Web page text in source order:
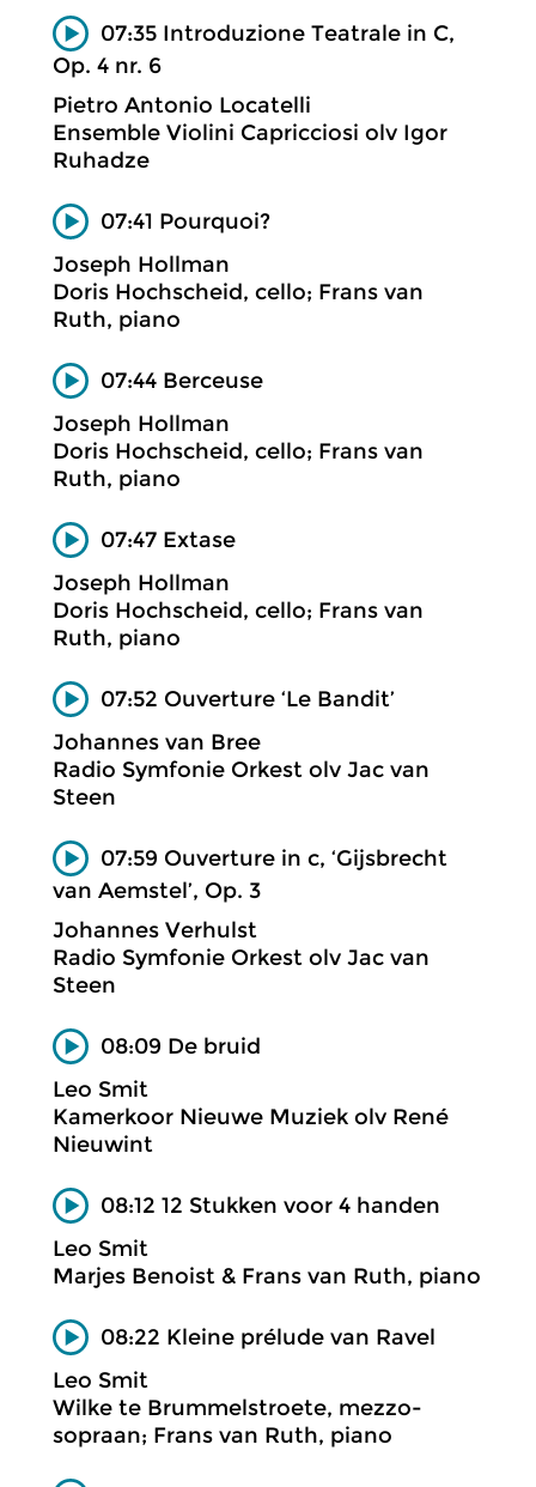
07:35 Introduzione Teatrale in C,
Op. 4 nr. 6
Pietro Antonio Locatelli
Ensemble Violini Capricciosi olv Igor
Ruhadze
07:41 Pourquoi?
Joseph Hollman
Doris Hochscheid, cello; Frans van
Ruth, piano
07:44 Berceuse
Joseph Hollman
Doris Hochscheid, cello; Frans van
Ruth, piano
07:47 Extase
Joseph Hollman
Doris Hochscheid, cello; Frans van
Ruth, piano
07:52 Ouverture ‘Le Bandit’
Johannes van Bree
Radio Symfonie Orkest olv Jac van
Steen
07:59 Ouverture in c, ‘Gijsbrecht
van Aemstel’, Op. 3
Johannes Verhulst
Radio Symfonie Orkest olv Jac van
Steen
08:09 De bruid
Leo Smit
Kamerkoor Nieuwe Muziek olv René
Nieuwint
08:12 12 Stukken voor 4 handen
Leo Smit
Marjes Benoist & Frans van Ruth, piano
08:22 Kleine prélude van Ravel
Leo Smit
Wilke te Brummelstroete, mezzo-
sopraan; Frans van Ruth, piano